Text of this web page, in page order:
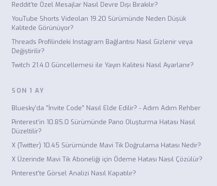
Reddit'te Özel Mesajlar Nasıl Devre Dışı Bırakılır?
YouTube Shorts Videoları 19.20 Sürümünde Neden Düşük
Kalitede Görünüyor?
Threads Profilindeki Instagram Bağlantısı Nasıl Gizlenir veya
Değiştirilir?
Twitch 21.4.0 Güncellemesi ile Yayın Kalitesi Nasıl Ayarlanır?
SON 1 AY
Bluesky'da "İnvite Code" Nasıl Elde Edilir? - Adım Adım Rehber
Pinterest'in 10.85.0 Sürümünde Pano Oluşturma Hatası Nasıl
Düzeltilir?
X (Twitter) 10.45 Sürümünde Mavi Tik Doğrulama Hatası Nedir?
X Üzerinde Mavi Tik Aboneliği için Ödeme Hatası Nasıl Çözülür?
Pinterest'te Görsel Analizi Nasıl Kapatılır?